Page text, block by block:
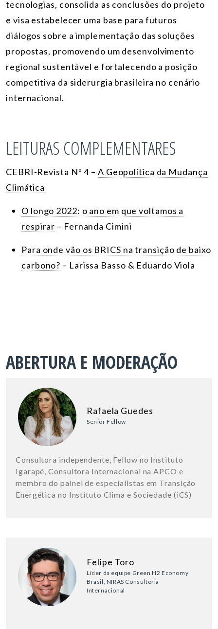
tecnologias, consolida as conclusões do projeto
e visa estabelecer uma base para futuros
diálogos sobre a implementação das soluções
propostas, promovendo um desenvolvimento
regional sustentável e fortalecendo a posição
competitiva da siderurgia brasileira no cenário
internacional.
LEITURAS COMPLEMENTARES
CEBRI-Revista Nº 4 – A Geopolítica da Mudança
Climática
O longo 2022: o ano em que voltamos a
respirar – Fernanda Cimini
Para onde vão os BRICS na transição de baixo
carbono? – Larissa Basso & Eduardo Viola
ABERTURA E MODERAÇÃO
Rafaela Guedes
Senior Fellow
Consultora independente, Fellow no Instituto
Igarapé, Consultora Internacional na APCO e
membro do painel de especialistas em Transição
Energética no Instituto Clima e Sociedade (iCS)
Felipe Toro
Líder da equipe Green H2 Economy
Brasil, NIRAS Consultoria
Internacional